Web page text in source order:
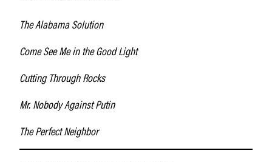
The Alabama Solution
Come See Me in the Good Light
Cutting Through Rocks
Mr. Nobody Against Putin
The Perfect Neighbor